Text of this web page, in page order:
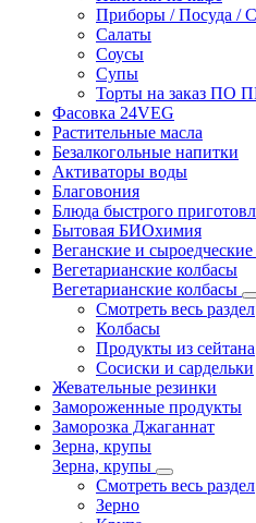
Приборы / Посуда /
Салаты
Соусы
Супы
Торты на заказ
Фасовка 24VEG
Растительные масла
Безалкогольные напитки
Активаторы воды
Благовония
Блюда быстрого
Бытовая БИОхимия
Веганские и
Вегетарианские колбасы
Вегетарианские колбасы
Смотреть весь раздел
Колбасы
Продукты из сейтана
Сосиски и сардельки
Жевательные резинки
Замороженные продукты
Заморозка Джаганнат
Зерна, крупы
Зерна, крупы
Смотреть весь раздел
Зерно